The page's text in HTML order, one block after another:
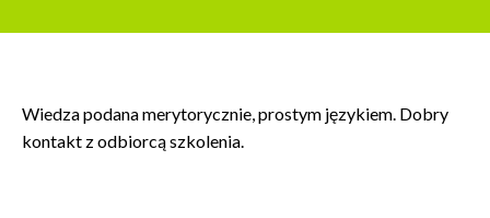
Wiedza podana merytorycznie, prostym językiem. Dobry
kontakt z odbiorcą szkolenia.